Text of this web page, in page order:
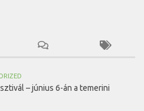
– június 6-án a temerini